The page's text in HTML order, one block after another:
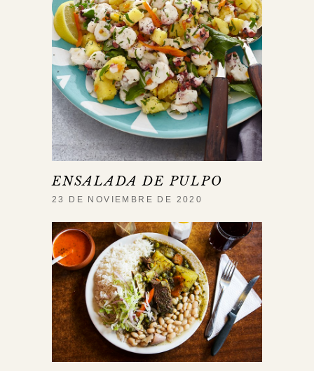
ENSALADA DE PULPO
23 DE NOVIEMBRE DE 2020